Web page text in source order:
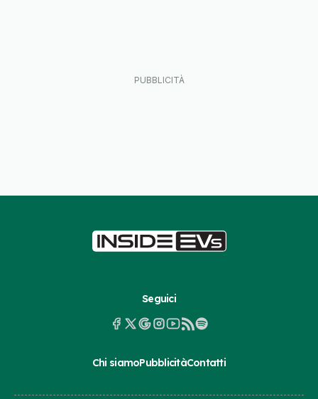
Seguici
Chi siamoPubblicitàContatti